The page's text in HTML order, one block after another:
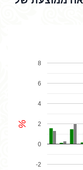
-2
0
2
4
6
8
%